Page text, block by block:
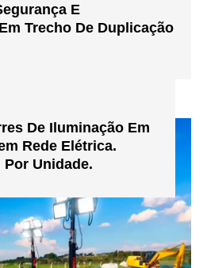
E
Trecho De Duplicação
De Iluminação Em
Rede Elétrica.
Unidade.